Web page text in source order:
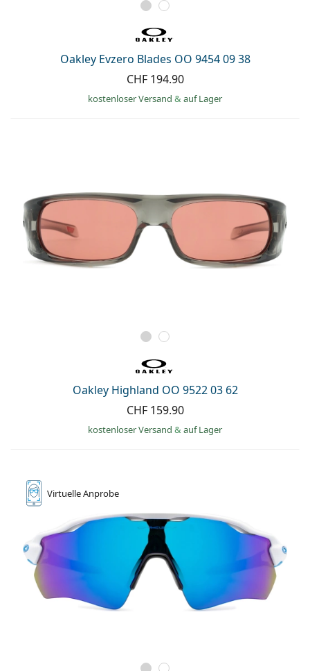
Oakley Evzero Blades OO 9454 09 38
CHF 194.90
kostenloser Versand & auf Lager
Oakley Highland OO 9522 03 62
CHF 159.90
kostenloser Versand & auf Lager
VirtuelleAnprobe